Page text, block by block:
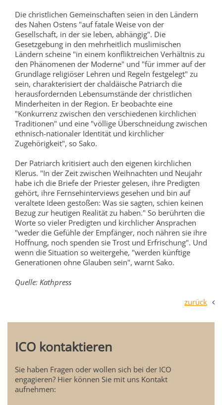
Die christlichen Gemeinschaften seien in den Ländern
des Nahen Ostens "auf fatale Weise von der
Gesellschaft, in der sie leben, abhängig". Die
Gesetzgebung in den mehrheitlich muslimischen
Ländern scheine "in einem konfliktreichen Verhältnis zu
den Phänomenen der Moderne" und "für immer auf der
Grundlage religiöser Lehren und Regeln festgelegt" zu
sein, charakterisiert der chaldäische Patriarch die
herausfordernden Lebensumstände der christlichen
Minderheiten in der Region. Er beobachte eine
"Konkurrenz zwischen den verschiedenen kirchlichen
Traditionen" und eine "völlige Überschneidung zwischen
ethnisch-nationaler Identität und kirchlicher
Zugehörigkeit", so Sako.
Der Patriarch kritisiert auch den eigenen kirchlichen
Klerus. "In der Zeit zwischen Weihnachten und Neujahr
habe ich die Briefe der Priester gelesen, ihre Predigten
gehört, ihre Fernsehinterviews gesehen und bin auf
veraltete Ideen gestoßen: Was sie sagten, schien keinen
Bezug zur heutigen Realität zu haben." So berührten die
Worte so vieler Predigten und kirchlicher Ansprachen
"weder die Gefühle der Empfänger, noch nähren sie ihre
Hoffnung, noch spenden sie Trost und Erfrischung". Und
wenn die Situation so weitergehe, "werden künftige
Generationen ohne Glauben sein", warnt Sako.
Quelle: Kathpress
zurück
ICO kontaktieren
Sie haben Fragen oder wollen sich bei der ICO
engagieren? Hier können Sie mit uns Kontakt
aufnehmen: